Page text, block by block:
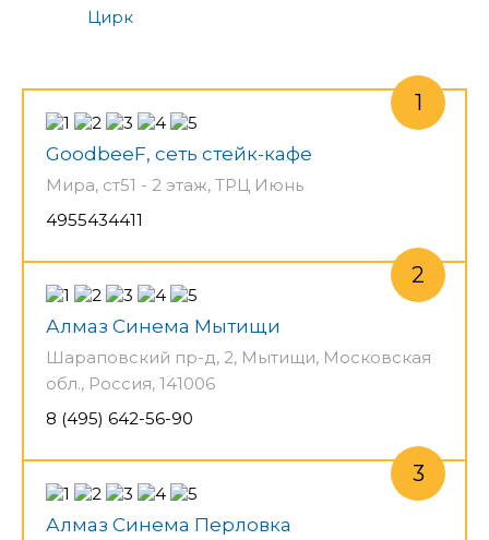
Цирк
GoodbeeF, сеть стейк-кафе
Мира, ст51 - 2 этаж, ТРЦ Июнь
4955434411
Алмаз Синема Мытищи
Шараповский пр-д, 2, Мытищи, Московская
обл., Россия, 141006
8 (495) 642-56-90
Алмаз Синема Перловка